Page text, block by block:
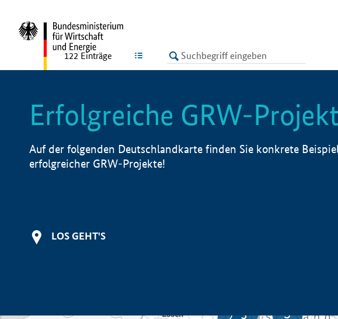
LISTE
122 Einträge
Erfolgreiche GRW-
Auf der folgenden Deutschlandkarte finden Sie konkrete
erfolgreicher GRW-Projekte!
LOS GEHT'S